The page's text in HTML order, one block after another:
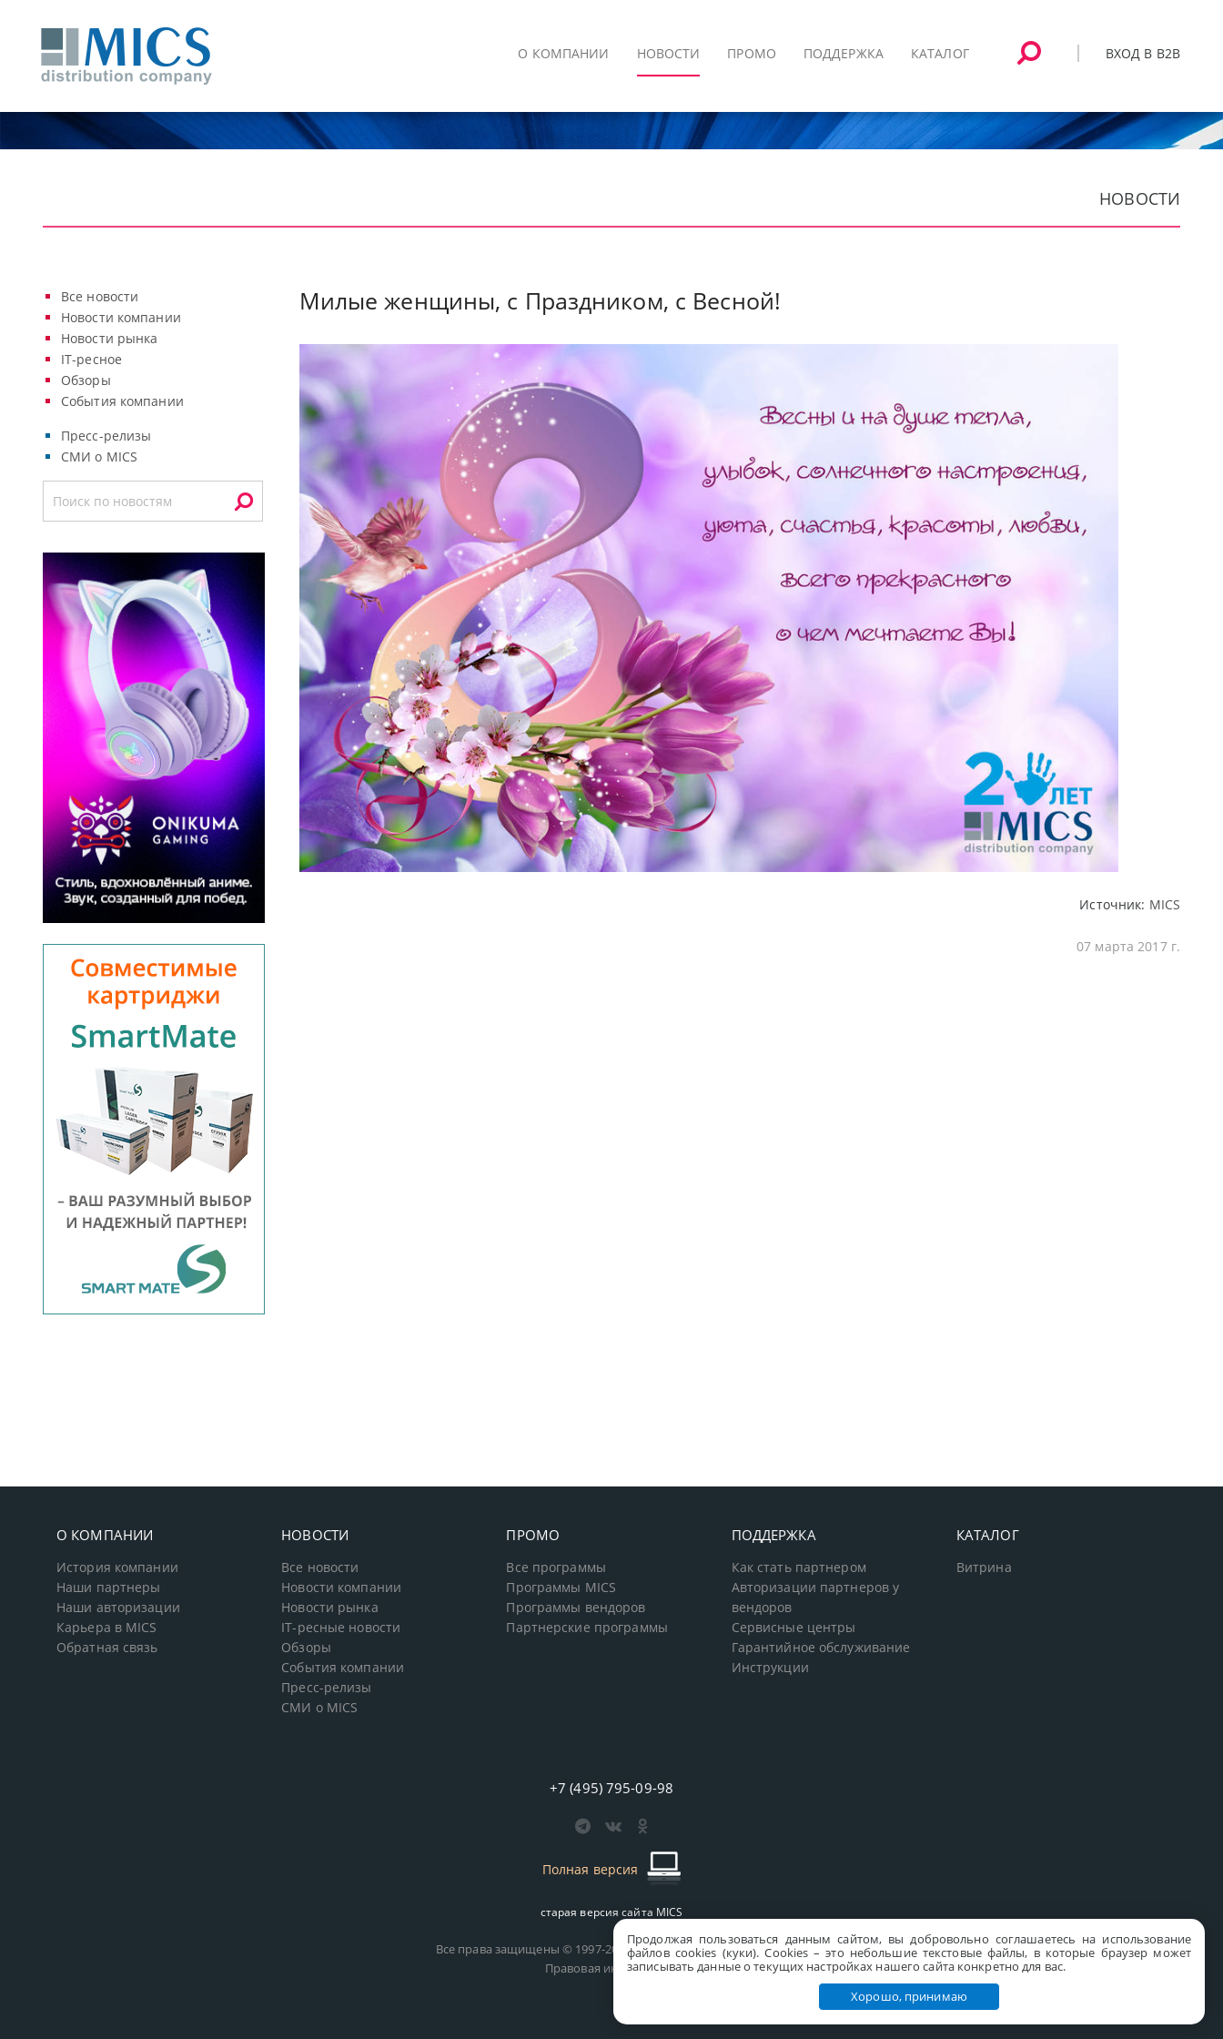
Продолжая пользоваться данным сайтом, вы добровольно соглашаетесь на использование
файлов cookies (куки). Сookies – это небольшие текстовые файлы, в которые браузер может
записывать данные о текущих настройках нашего сайта конкретно для вас.
Хорошо, принимаю
ВХОД В B2B
О КОМПАНИИ НОВОСТИ ПРОМО ПОДДЕРЖКА КАТАЛОГ
НОВОСТИ
Все новости
Новости компании
Новости рынка
IT-ресное
Обзоры
События компании
Пресс-релизы
СМИ о MICS
Милые женщины, с Праздником, с Весной!
Источник: MICS
07 марта 2017 г.
О КОМПАНИИ
История компании
Наши партнеры
Наши авторизации
Карьера в MICS
Обратная связь
НОВОСТИ
Все новости
Новости компании
Новости рынка
IT-ресные новости
Обзоры
События компании
Пресс-релизы
СМИ о MICS
ПРОМО
Все программы
Программы MICS
Программы вендоров
Партнерские программы
ПОДДЕРЖКА
Как стать партнером
Авторизации партнеров у
вендоров
Сервисные центры
Гарантийное обслуживание
Инструкции
КАТАЛОГ
Витрина
+7 (495) 795-09-98
Полная версия
старая версия сайта MICS
Все права защищены © 1997-2026 MICS Distribution Company
Правовая информация